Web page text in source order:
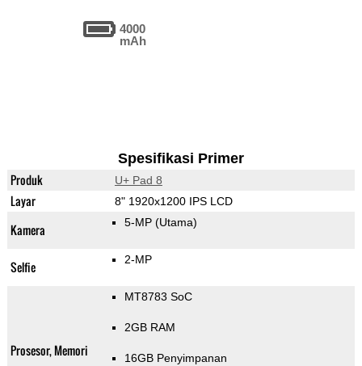
4000
mAh
Spesifikasi Primer
Produk U+ Pad 8
Layar 8" 1920x1200 IPS LCD
Kamera 5-MP (Utama)
Selfie 2-MP
Prosesor, Memori
MT8783 SoC
2GB RAM
16GB Penyimpanan